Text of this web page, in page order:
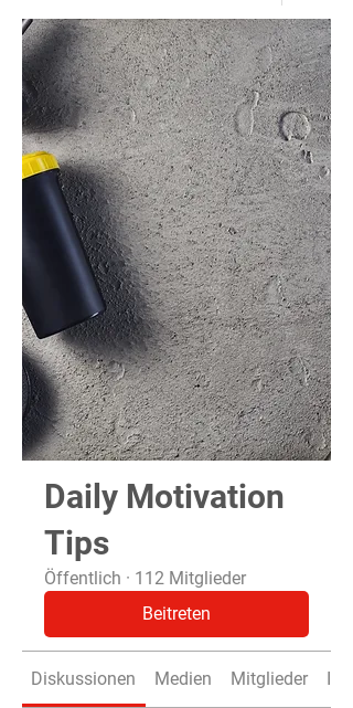
Daily Motivation
Tips
Öffentlich · 112 Mitglieder
Beitreten
Diskussionen Medien Mitglieder Info